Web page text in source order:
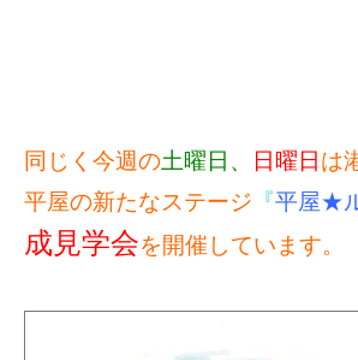
同じく今週の土曜日、 日曜日 は
平屋の新たなステージ 『平屋★
成見学会を開催しています。